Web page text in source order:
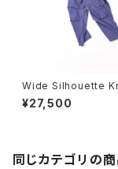
Wide Silhouette
k Trousers
¥27,500
同じカテゴリの